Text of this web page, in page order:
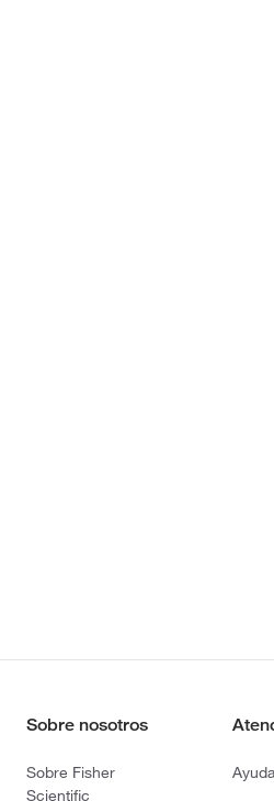
Sobre nosotros
Sobre Fisher
Scientific